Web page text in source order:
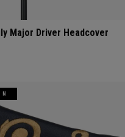
Major Driver Headcover